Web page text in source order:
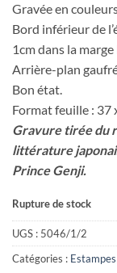
Gravée en
Bord inférieur de
1cm dans la
Arrière-plan
Bon état.
Format feuille : 37
Gravure tirée du
littérature
Prince Genji.
Rupture de stock
UGS : 5046/1/2
Catégories :